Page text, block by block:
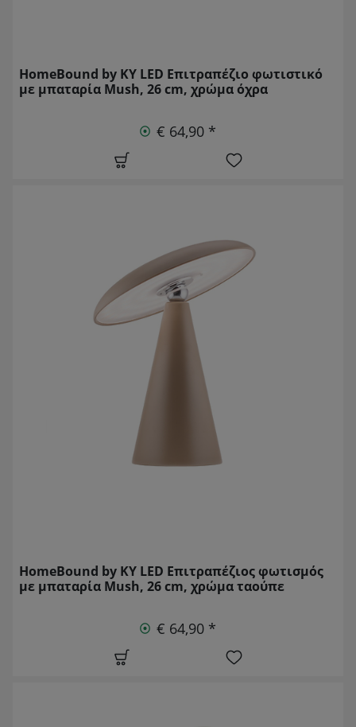
HomeBound by KY LED Επιτραπέζιο φωτιστικό
με μπαταρία Mush, 26 cm, χρώμα όχρα
€ 64,90 *
HomeBound by KY LED Επιτραπέζιος φωτισμός
με μπαταρία Mush, 26 cm, χρώμα ταούπε
€ 64,90 *